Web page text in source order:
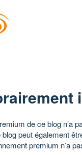
de ce blog n’a
peut également
premium n’a